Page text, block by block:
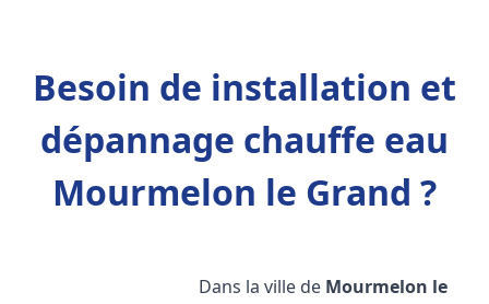
Besoin de installation et
dépannage chauffe eau
Mourmelon le Grand ?
Dans la ville de Mourmelon le